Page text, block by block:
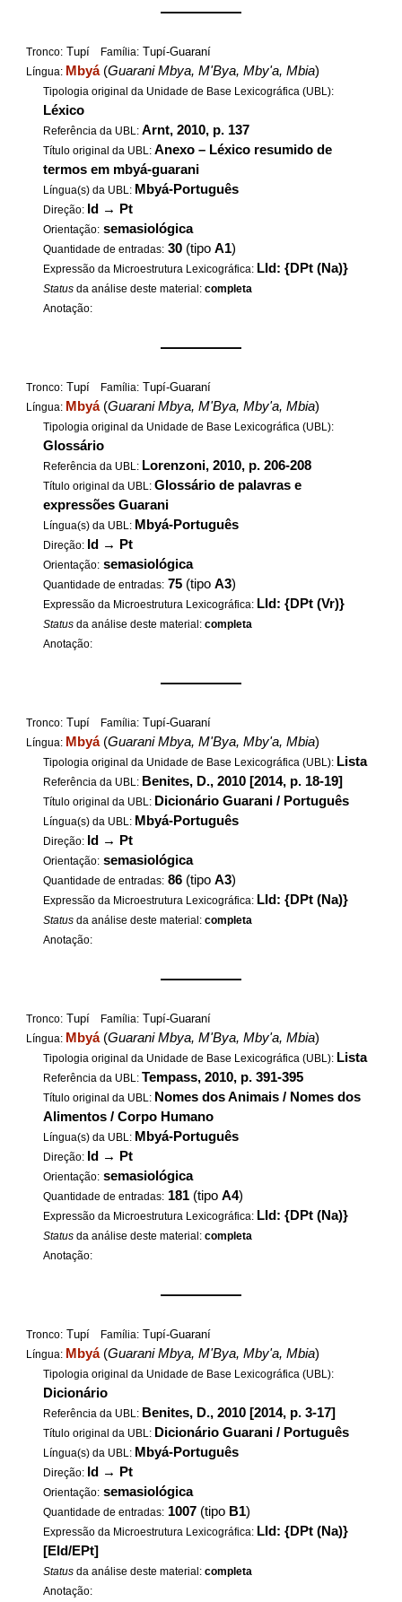
——————
Tronco: Tupí Família: Tupí-Guaraní
Língua: Mbyá(Guarani Mbya, M'Bya, Mby'a, Mbia)
Tipologia original da Unidade de Base Lexicográfica (UBL):
Léxico
Referência da UBL:Arnt, 2010, p. 137
Título original da UBL:Anexo – Léxico resumido de
termos em mbyá-guarani
Língua(s) da UBL: Mbyá-Português
Direção: Id → Pt
Orientação: semasiológica
Quantidade de entradas: 30 (tipoA1)
Expressão da Microestrutura Lexicográfica: LId: {DPt (Na)}
Status da análise deste material:completa
Anotação:
——————
Tronco: Tupí Família: Tupí-Guaraní
Língua: Mbyá(Guarani Mbya, M'Bya, Mby'a, Mbia)
Tipologia original da Unidade de Base Lexicográfica (UBL):
Glossário
Referência da UBL: Lorenzoni, 2010, p. 206-208
Título original da UBL:Glossário de palavras e
expressões Guarani
Língua(s) da UBL: Mbyá-Português
Direção: Id → Pt
Orientação: semasiológica
Quantidade de entradas: 75 (tipoA3)
Expressão da Microestrutura Lexicográfica: LId: {DPt (Vr)}
Status da análise deste material:completa
Anotação:
——————
Tronco: Tupí Família: Tupí-Guaraní
Língua: Mbyá(Guarani Mbya, M'Bya, Mby'a, Mbia)
Tipologia original da Unidade de Base Lexicográfica (UBL): Lista
Referência da UBL: Benites, D., 2010 [2014, p. 18-19]
Título original da UBL: Dicionário Guarani / Português
Língua(s) da UBL: Mbyá-Português
Direção: Id → Pt
Orientação: semasiológica
Quantidade de entradas: 86 (tipoA3)
Expressão da Microestrutura Lexicográfica: LId: {DPt (Na)}
Status da análise deste material:completa
Anotação:
——————
Tronco: Tupí Família: Tupí-Guaraní
Língua: Mbyá(Guarani Mbya, M'Bya, Mby'a, Mbia)
Tipologia original da Unidade de Base Lexicográfica (UBL): Lista
Referência da UBL: Tempass, 2010, p. 391-395
Título original da UBL: Nomes dos Animais / Nomes dos
Alimentos / Corpo Humano
Língua(s) da UBL: Mbyá-Português
Direção: Id → Pt
Orientação: semasiológica
Quantidade de entradas: 181 (tipoA4)
Expressão da Microestrutura Lexicográfica: LId: {DPt (Na)}
Status da análise deste material:completa
Anotação:
——————
Tronco: Tupí Família: Tupí-Guaraní
Língua: Mbyá(Guarani Mbya, M'Bya, Mby'a, Mbia)
Tipologia original da Unidade de Base Lexicográfica (UBL):
Dicionário
Referência da UBL: Benites, D., 2010 [2014, p. 3-17]
Título original da UBL: Dicionário Guarani / Português
Língua(s) da UBL: Mbyá-Português
Direção: Id → Pt
Orientação: semasiológica
Quantidade de entradas: 1007 (tipo B1)
Expressão da Microestrutura Lexicográfica: LId: {DPt (Na)}
[EId/EPt]
Status da análise deste material:completa
Anotação: